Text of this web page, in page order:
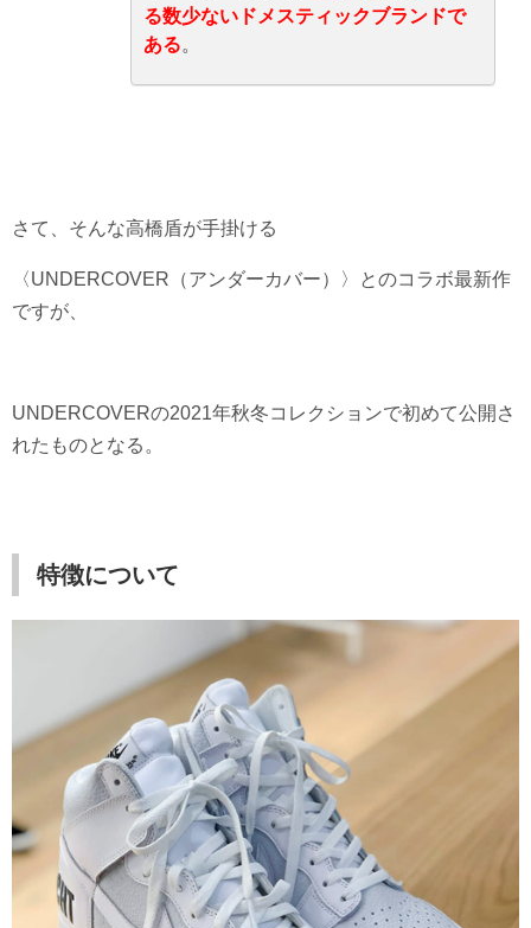
る数少ないドメスティックブランドで
ある。
さて、そんな高橋盾が手掛ける
〈UNDERCOVER（アンダーカバー）〉とのコラボ最新作
ですが、
UNDERCOVERの2021年秋冬コレクションで初めて公開さ
れたものとなる。
特徴について